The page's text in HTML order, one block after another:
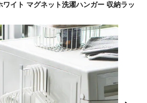
イト マグネット洗濯ハンガー 収納ラッ